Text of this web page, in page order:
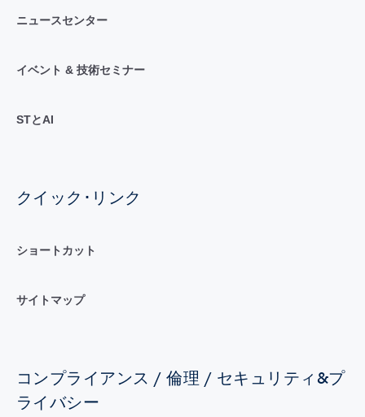
ニュースセンター
イベント & 技術セミナー
STとAI
クイック･リンク
ショートカット
サイトマップ
コンプライアンス / 倫理 / セキュリティ&プ
ライバシー